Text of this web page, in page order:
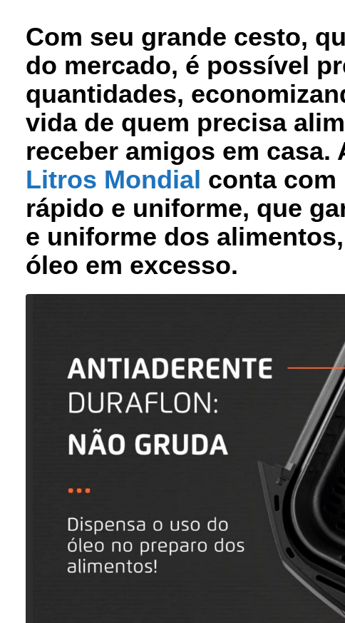
Com seu grande cesto,
do mercado, é possível
quantidades,
vida de quem precisa
receber amigos em casa.
Litros Mondial conta com
rápido e uniforme, que
e uniforme dos
óleo em excesso.